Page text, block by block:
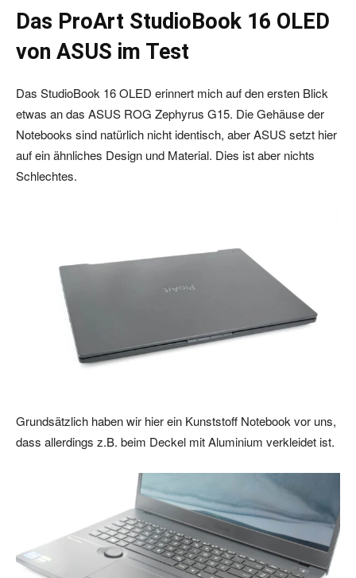
Das ProArt StudioBook 16 OLED
von ASUS im Test
Das StudioBook 16 OLED erinnert mich auf den ersten Blick
etwas an das ASUS ROG Zephyrus G15. Die Gehäuse der
Notebooks sind natürlich nicht identisch, aber ASUS setzt hier
auf ein ähnliches Design und Material. Dies ist aber nichts
Schlechtes.
Grundsätzlich haben wir hier ein Kunststoff Notebook vor uns,
dass allerdings z.B. beim Deckel mit Aluminium verkleidet ist.